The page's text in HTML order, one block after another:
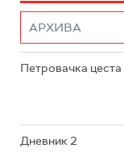
Петровачка цеста
Дневник 2